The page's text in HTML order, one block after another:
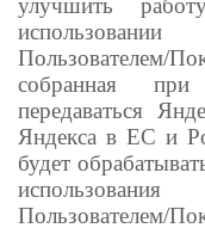
улучшить
Пользователем/
собранная
передаваться
Яндекса в ЕС и
будет
Пользователем/